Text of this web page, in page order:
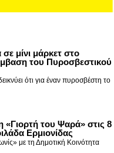
μίνι μάρκετ στο
του Πυροσβεστικού
ότι για έναν πυροσβέστη το
«Γιορτή του Ψαρά» στις 8
Ερμιονίδας
με τη Δημοτική Κοινότητα